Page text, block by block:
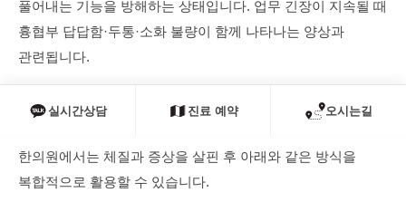
실시간상담 진료 예약 오시는길
풀어내는 기능을 방해하는 상태입니다. 업무 긴장이 지속될 때
흉협부 답답함·두통·소화 불량이 함께 나타나는 양상과
관련됩니다.
한의 치료의 주요 접근 방식
한의원에서는 체질과 증상을 살핀 후 아래와 같은 방식을
복합적으로 활용할 수 있습니다.